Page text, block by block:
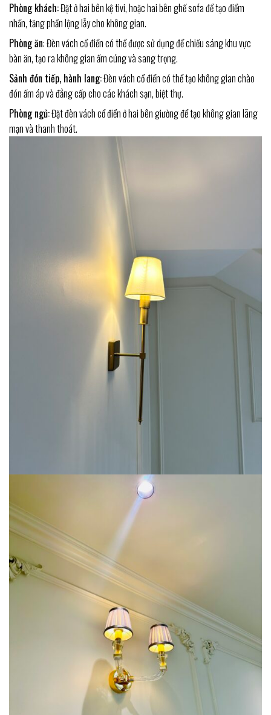
Phòng khách:Đặt ở hai bên kệ tivi, hoặc hai bên ghế sofa để tạo điểm
nhấn, tăng phần lộng lẫy cho không gian.
Phòng ăn: Đèn vách cổ điển có thể được sử dụng để chiếu sáng khu vực
bàn ăn, tạo ra không gian ấm cúng và sang trọng.
Sảnh đón tiếp, hành lang:Đèn vách cổ điển có thể tạo không gian chào
đón ấm áp và đẳng cấp cho các khách sạn, biệt thự.
Phòng ngủ:Đặt đèn vách cổ điển ở hai bên giường để tạo không gian lãng
mạn và thanh thoát.